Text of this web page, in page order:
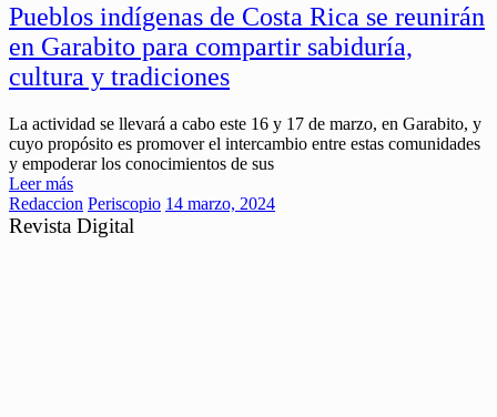
Pueblos indígenas de Costa Rica se reunirán
en Garabito para compartir sabiduría,
cultura y tradiciones
La actividad se llevará a cabo este 16 y 17 de marzo, en Garabito, y
cuyo propósito es promover el intercambio entre estas comunidades
y empoderar los conocimientos de sus
Leer más
Redaccion Periscopio 14 marzo, 2024
Revista Digital